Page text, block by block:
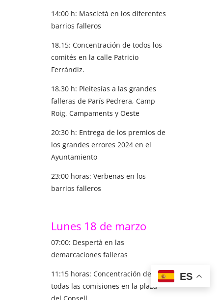
14:00 h: Mascletà en los diferentes
barrios falleros
18.15: Concentración de todos los
comités en la calle Patricio
Ferrándiz.
18.30 h: Pleitesías a las grandes
falleras de París Pedrera, Camp
Roig, Campaments y Oeste
20:30 h: Entrega de los premios de
los grandes errores 2024 en el
Ayuntamiento
23:00 horas: Verbenas en los
barrios falleros
Lunes 18 de marzo
07:00: Despertà en las
demarcaciones falleras
11:15 horas: Concentración de
todas las comisiones en la plaza
ES